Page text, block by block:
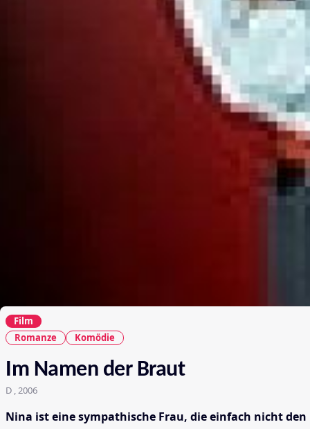
Film
Romanze
Komödie
Im Namen der Braut
D , 2006
Nina ist eine sympathische Frau, die einfach nicht